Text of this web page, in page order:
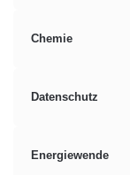
Chemie
Datenschutz
Energiewende